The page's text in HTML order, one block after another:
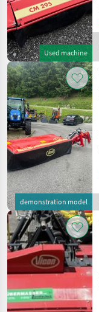
Used machine
demonstration model